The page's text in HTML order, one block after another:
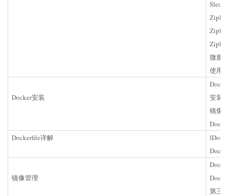
微服
使用
Docker安装
安装
镜像
Dockerfile详解
镜像管理
第三